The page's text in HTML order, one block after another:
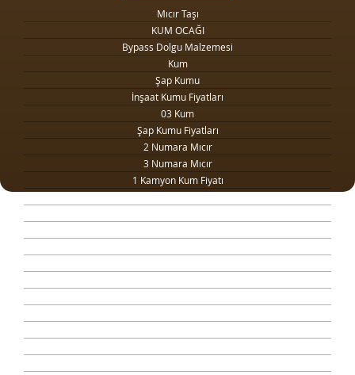
Mıcır Taşı
KUM OCAĞI
Bypass Dolgu Malzemesi
Kum
Şap Kumu
İnşaat Kumu Fiyatları
03 Kum
Şap Kumu Fiyatları
2 Numara Mıcır
3 Numara Mıcır
1 Kamyon Kum Fiyatı